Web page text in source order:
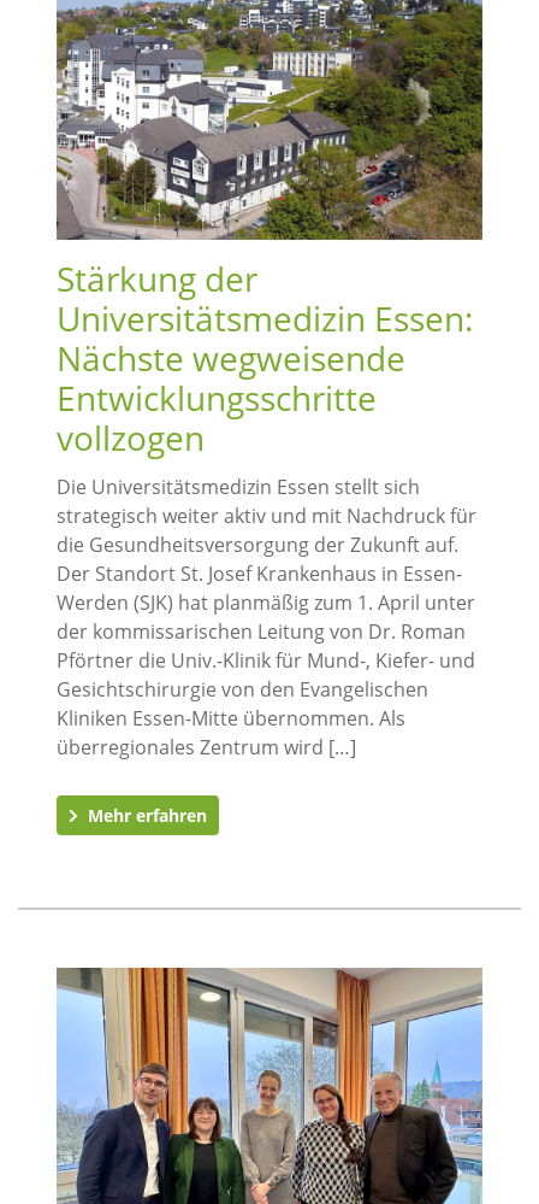
Stärkung der
Universitätsmedizin Essen:
Nächste wegweisende
Entwicklungsschritte
vollzogen
Die Universitätsmedizin Essen stellt sich
strategisch weiter aktiv und mit Nachdruck für
die Gesundheitsversorgung der Zukunft auf.
Der Standort St. Josef Krankenhaus in Essen-
Werden (SJK) hat planmäßig zum 1. April unter
der kommissarischen Leitung von Dr. Roman
Pförtner die Univ.-Klinik für Mund-, Kiefer- und
Gesichtschirurgie von den Evangelischen
Kliniken Essen-Mitte übernommen. Als
überregionales Zentrum wird […]
Mehr erfahren